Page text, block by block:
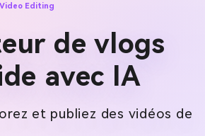
Editing
de vlogs
avec IA
et publiez des vidéos de